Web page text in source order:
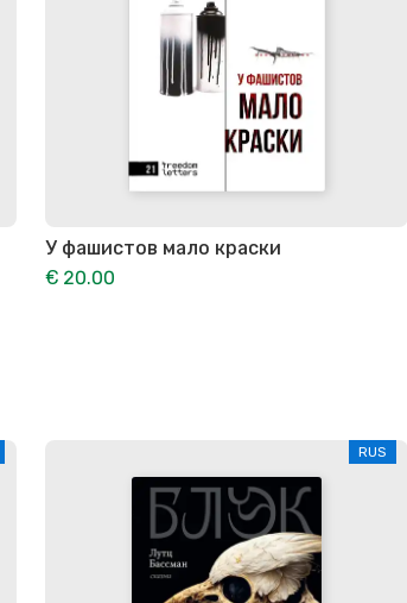
У фашистов мало краски
€ 20.00
RUS